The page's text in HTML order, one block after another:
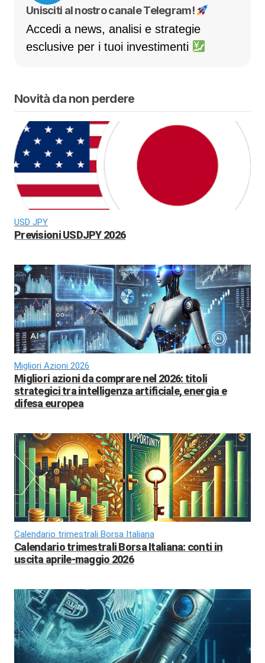
Unisciti al nostro canale Telegram!
Accedi a news, analisi e strategie
esclusive per i tuoi investimenti
Novità da non perdere
USD JPY
Previsioni USDJPY 2026
Migliori Azioni 2026
Migliori azioni da comprare nel 2026: titoli
strategici tra intelligenza artificiale, energia e
difesa europea
Calendario trimestrali Borsa Italiana
Calendario trimestrali Borsa Italiana: conti in
uscita aprile-maggio 2026